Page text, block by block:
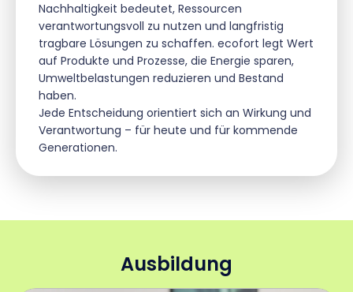
Nachhaltigkeit bedeutet, Ressourcen
verantwortungsvoll zu nutzen und langfristig
tragbare Lösungen zu schaffen. ecofort legt Wert
auf Produkte und Prozesse, die Energie sparen,
Umweltbelastungen reduzieren und Bestand
haben.
Jede Entscheidung orientiert sich an Wirkung und
Verantwortung – für heute und für kommende
Generationen.
Ausbildung